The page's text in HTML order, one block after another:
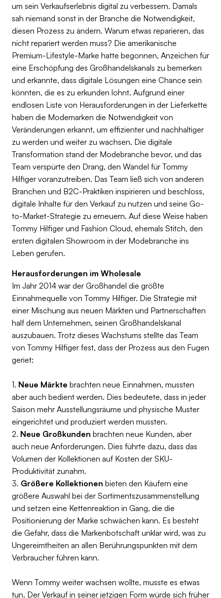
um sein Verkaufserlebnis digital zu verbessern. Damals
sah niemand sonst in der Branche die Notwendigkeit,
diesen Prozess zu ändern. Warum etwas reparieren, das
nicht repariert werden muss? Die amerikanische
Premium-Lifestyle-Marke hatte begonnen, Anzeichen für
eine Erschöpfung des Großhandelskanals zu bemerken
und erkannte, dass digitale Lösungen eine Chance sein
könnten, die es zu erkunden lohnt. Aufgrund einer
endlosen Liste von Herausforderungen in der Lieferkette
haben die Modemarken die Notwendigkeit von
Veränderungen erkannt, um effizienter und nachhaltiger
zu werden und weiter zu wachsen. Die digitale
Transformation stand der Modebranche bevor, und das
Team verspürte den Drang, den Wandel für Tommy
Hilfiger voranzutreiben. Das Team ließ sich von anderen
Branchen und B2C-Praktiken inspirieren und beschloss,
digitale Inhalte für den Verkauf zu nutzen und seine Go-
to-Market-Strategie zu erneuern. Auf diese Weise haben
Tommy Hilfiger und Fashion Cloud, ehemals Stitch, den
ersten digitalen Showroom in der Modebranche ins
Leben gerufen.
Herausforderungen im Wholesale
Im Jahr 2014 war der Großhandel die größte
Einnahmequelle von Tommy Hilfiger. Die Strategie mit
einer Mischung aus neuen Märkten und Partnerschaften
half dem Unternehmen, seinen Großhandelskanal
auszubauen. Trotz dieses Wachstums stellte das Team
von Tommy Hilfiger fest, dass der Prozess aus den Fugen
geriet:
1. Neue Märkte brachten neue Einnahmen, mussten
aber auch bedient werden. Dies bedeutete, dass in jeder
Saison mehr Ausstellungsräume und physische Muster
eingerichtet und produziert werden mussten.
2. Neue Großkunden brachten neue Kunden, aber
auch neue Anforderungen. Dies führte dazu, dass das
Volumen der Kollektionen auf Kosten der SKU-
Produktivität zunahm.
3. Größere Kollektionen bieten den Käufern eine
größere Auswahl bei der Sortimentszusammenstellung
und setzen eine Kettenreaktion in Gang, die die
Positionierung der Marke schwächen kann. Es besteht
die Gefahr, dass die Markenbotschaft unklar wird, was zu
Ungereimtheiten an allen Berührungspunkten mit dem
Verbraucher führen kann.
Wenn Tommy weiter wachsen wollte, musste es etwas
tun. Der Verkauf in seiner jetzigen Form würde sich früher